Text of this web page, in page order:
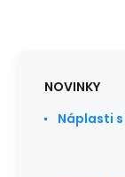
NOVINKY
Náplasti s